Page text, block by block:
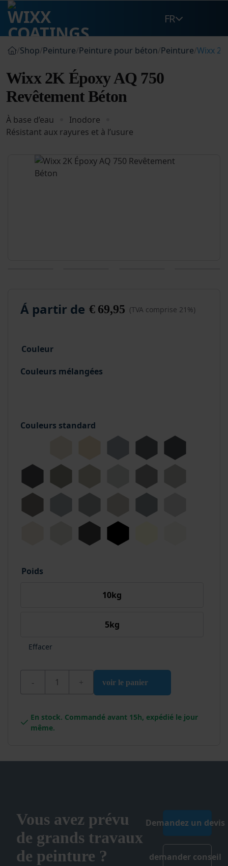
Passer
au
contenu
FR
/Shop/Peinture/Peinture pour béton/Peinture/Wixx
Wixx 2K Époxy AQ 750
Revêtement Béton
À base d’eau
Inodore
Résistant aux rayures et à l’usure
Á partir de €69,95 (TVA comprise 21%)
Couleur
Couleurs standard
Couleurs mélangées
Poids
10kg
5kg
Effacer
quantité de Wixx 2K Époxy AQ 750 Revêtement
voir le panier
En stock. Commandé avant 15h, expédié le jour
même.
Vous avez prévu
de grands travaux
de peinture ?
Demandez un devis
demander conseil